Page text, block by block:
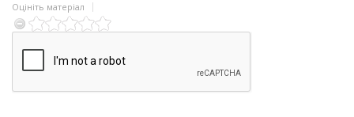
Оцініть матеріал